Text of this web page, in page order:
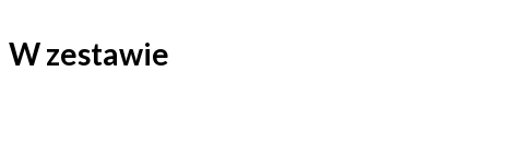
W zestawie